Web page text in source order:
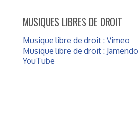
MUSIQUES LIBRES DE DROIT
Musique libre de droit : Vimeo
Musique libre de droit : Jamendo
YouTube